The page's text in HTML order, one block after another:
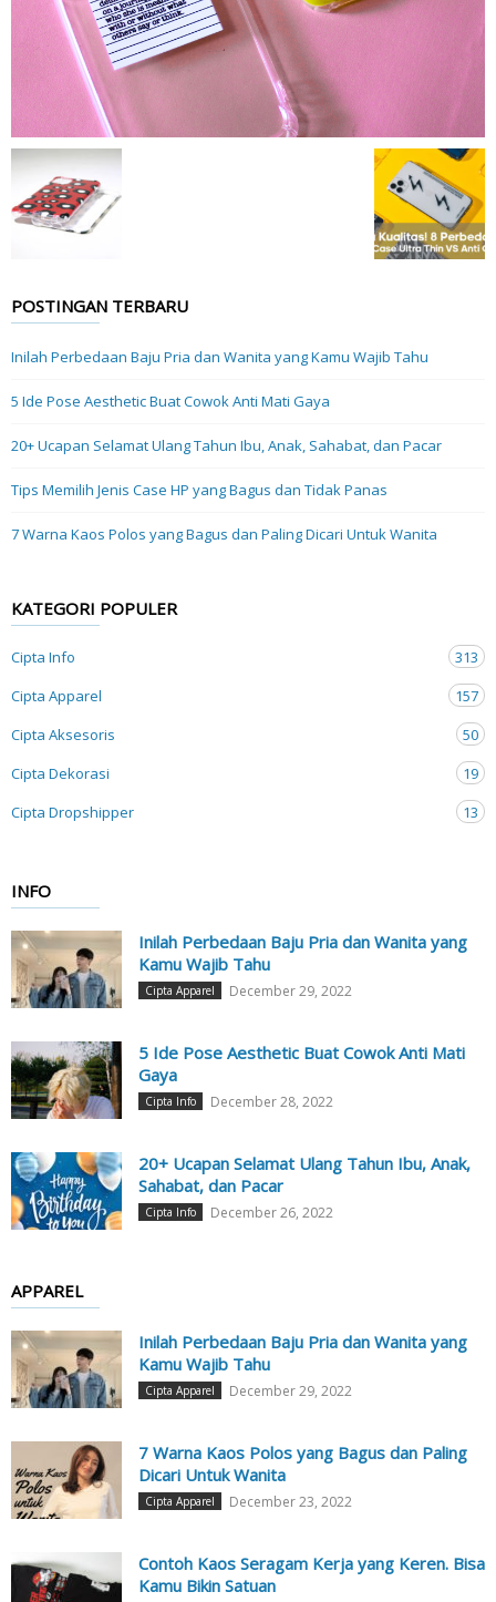
POSTINGAN TERBARU
Inilah Perbedaan Baju Pria dan Wanita yang Kamu Wajib Tahu
5 Ide Pose Aesthetic Buat Cowok Anti Mati Gaya
20+ Ucapan Selamat Ulang Tahun Ibu, Anak, Sahabat, dan Pacar
Tips Memilih Jenis Case HP yang Bagus dan Tidak Panas
7 Warna Kaos Polos yang Bagus dan Paling Dicari Untuk Wanita
KATEGORI POPULER
Cipta Info
313
Cipta Apparel
157
Cipta Aksesoris
50
Cipta Dekorasi
19
Cipta Dropshipper
13
INFO
Inilah Perbedaan Baju Pria dan Wanita yang
Kamu Wajib Tahu
Cipta Apparel December 29, 2022
5 Ide Pose Aesthetic Buat Cowok Anti Mati
Gaya
Cipta Info December 28, 2022
20+ Ucapan Selamat Ulang Tahun Ibu, Anak,
Sahabat, dan Pacar
Cipta Info December 26, 2022
APPAREL
Inilah Perbedaan Baju Pria dan Wanita yang
Kamu Wajib Tahu
Cipta Apparel December 29, 2022
7 Warna Kaos Polos yang Bagus dan Paling
Dicari Untuk Wanita
Cipta Apparel December 23, 2022
Contoh Kaos Seragam Kerja yang Keren. Bisa
Kamu Bikin Satuan